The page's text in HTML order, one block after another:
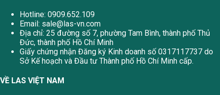
Hotline: 0909.652.109
Email: sale@las-vn.com
Địa chỉ: 25 đường số 7, phường Tam Bình, thành phố Thủ
Đức, thành phố Hồ Chí Minh
Giấy chứng nhận Đăng ký Kinh doanh số 0317117737 do
Sở Kế hoạch và Đầu tư Thành phố Hồ Chí Minh cấp.
VỀ LAS VIỆT NAM